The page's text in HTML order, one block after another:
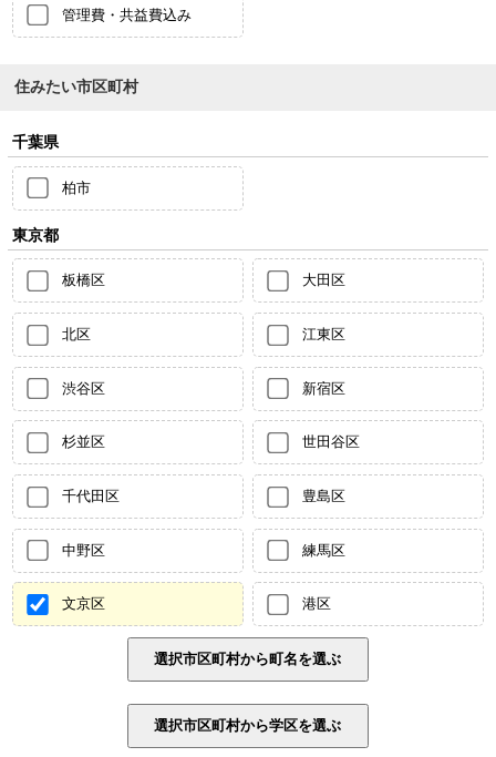
管理費・共益費込み
住みたい市区町村
千葉県
柏市
東京都
板橋区 大田区
北区 江東区
渋谷区 新宿区
杉並区 世田谷区
千代田区 豊島区
中野区 練馬区
文京区 港区